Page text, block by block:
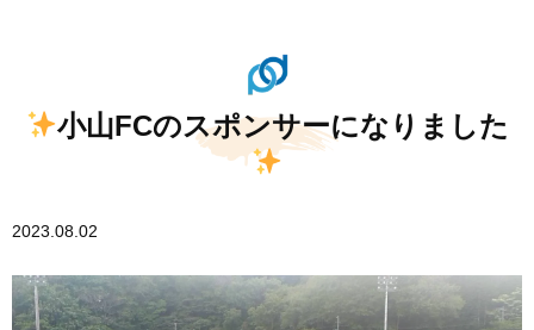
小山FCのスポンサーになりました
2023.08.02